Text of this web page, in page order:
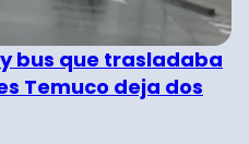
bus que trasladaba
Temuco deja dos